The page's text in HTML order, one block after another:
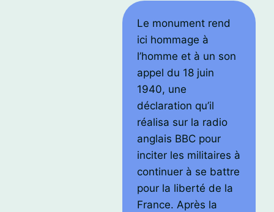
Le monument rend
ici hommage à
l’homme et à un son
appel du 18 juin
1940, une
déclaration qu’il
réalisa sur la radio
anglais BBC pour
inciter les militaires à
continuer à se battre
pour la liberté de la
France. Après la